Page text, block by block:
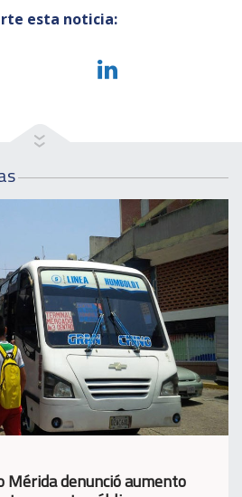
esta noticia:
Mérida denunció aumento